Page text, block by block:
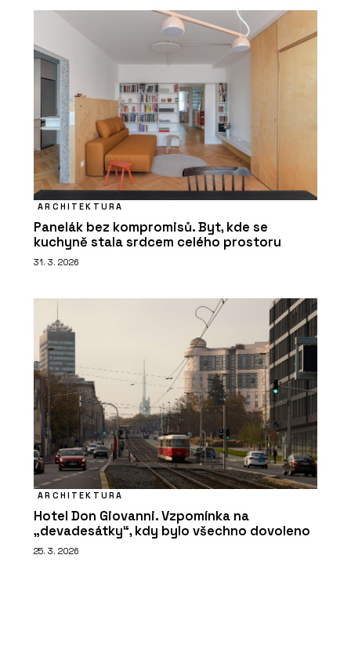
ARCHITEKTURA
Panelák bez kompromisů. Byt, kde se
kuchyně stala srdcem celého prostoru
31. 3. 2026
ARCHITEKTURA
Hotel Don Giovanni. Vzpomínka na
„devadesátky“, kdy bylo všechno dovoleno
25. 3. 2026